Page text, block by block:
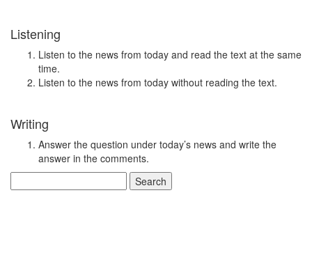
Listening
Listen to the news from today and read the text at the same
time.
Listen to the news from today without reading the text.
Writing
Answer the question under today’s news and write the
answer in the comments.
for: